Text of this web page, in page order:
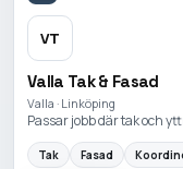
VT
Valla Tak & Fasad
Valla · Linköping
Passar jobb där tak och
Tak Fasad